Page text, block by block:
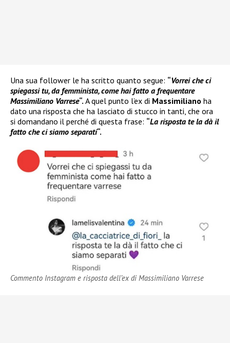
Una sua follower le ha scritto quanto segue: “Vorrei che ci
spiegassi tu, da femminista, come hai fatto a frequentare
Massimiliano Varrese“. A quel punto l’ex di Massimiliano ha
dato una risposta che ha lasciato di stucco in tanti, che ora
si domandano il perché di questa frase: “La risposta te la dà il
fatto che ci siamo separati“.
Commento Instagram e risposta dell’ex di Massimiliano Varrese